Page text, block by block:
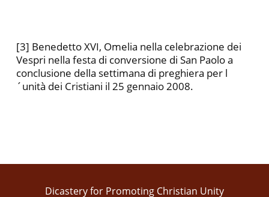
[3] Benedetto XVI, Omelia nella celebrazione dei
Vespri nella festa di conversione di San Paolo a
conclusione della settimana di preghiera per l
´unità dei Cristiani il 25 gennaio 2008.
Dicastery for Promoting Christian Unity